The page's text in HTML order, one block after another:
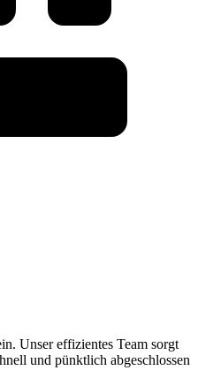
Unser effizientes Team sorgt
und pünktlich abgeschlossen